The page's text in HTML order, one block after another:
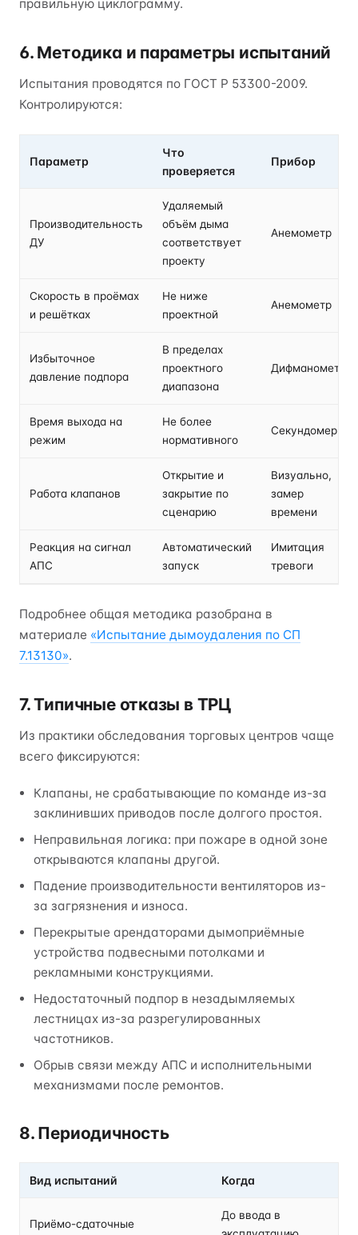
правильную циклограмму.
6. Методика и параметры испытаний
Испытания проводятся по ГОСТ Р 53300-2009.
Контролируются:
Параметр
Что
проверяется
Прибор
Производительность
ДУ
Удаляемый
объём дыма
соответствует
проекту
Анемометр
Скорость в проёмах
и решётках
Не ниже
проектной
Анемометр
Избыточное
давление подпора
В пределах
проектного
диапазона
Дифманометр
Время выхода на
режим
Не более
нормативного
Секундомер
Работа клапанов
Открытие и
закрытие по
сценарию
Визуально,
замер
времени
Реакция на сигнал
АПС
Автоматический
запуск
Имитация
тревоги
Подробнее общая методика разобрана в
материале «Испытание дымоудаления по СП
7.13130».
7. Типичные отказы в ТРЦ
Из практики обследования торговых центров чаще
всего фиксируются:
Клапаны, не срабатывающие по команде из-за
заклинивших приводов после долгого простоя.
Неправильная логика: при пожаре в одной зоне
открываются клапаны другой.
Падение производительности вентиляторов из-
за загрязнения и износа.
Перекрытые арендаторами дымоприёмные
устройства подвесными потолками и
рекламными конструкциями.
Недостаточный подпор в незадымляемых
лестницах из-за разрегулированных
частотников.
Обрыв связи между АПС и исполнительными
механизмами после ремонтов.
8. Периодичность
Вид испытаний Когда
Приёмо-сдаточные
До ввода в